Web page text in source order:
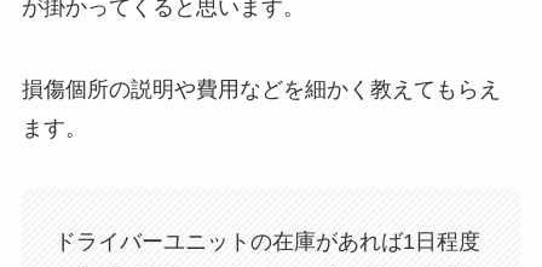
が掛かってくると思います。
損傷個所の説明や費用などを細かく教えてもらえ
ます。
ドライバーユニットの在庫があれば1日程度